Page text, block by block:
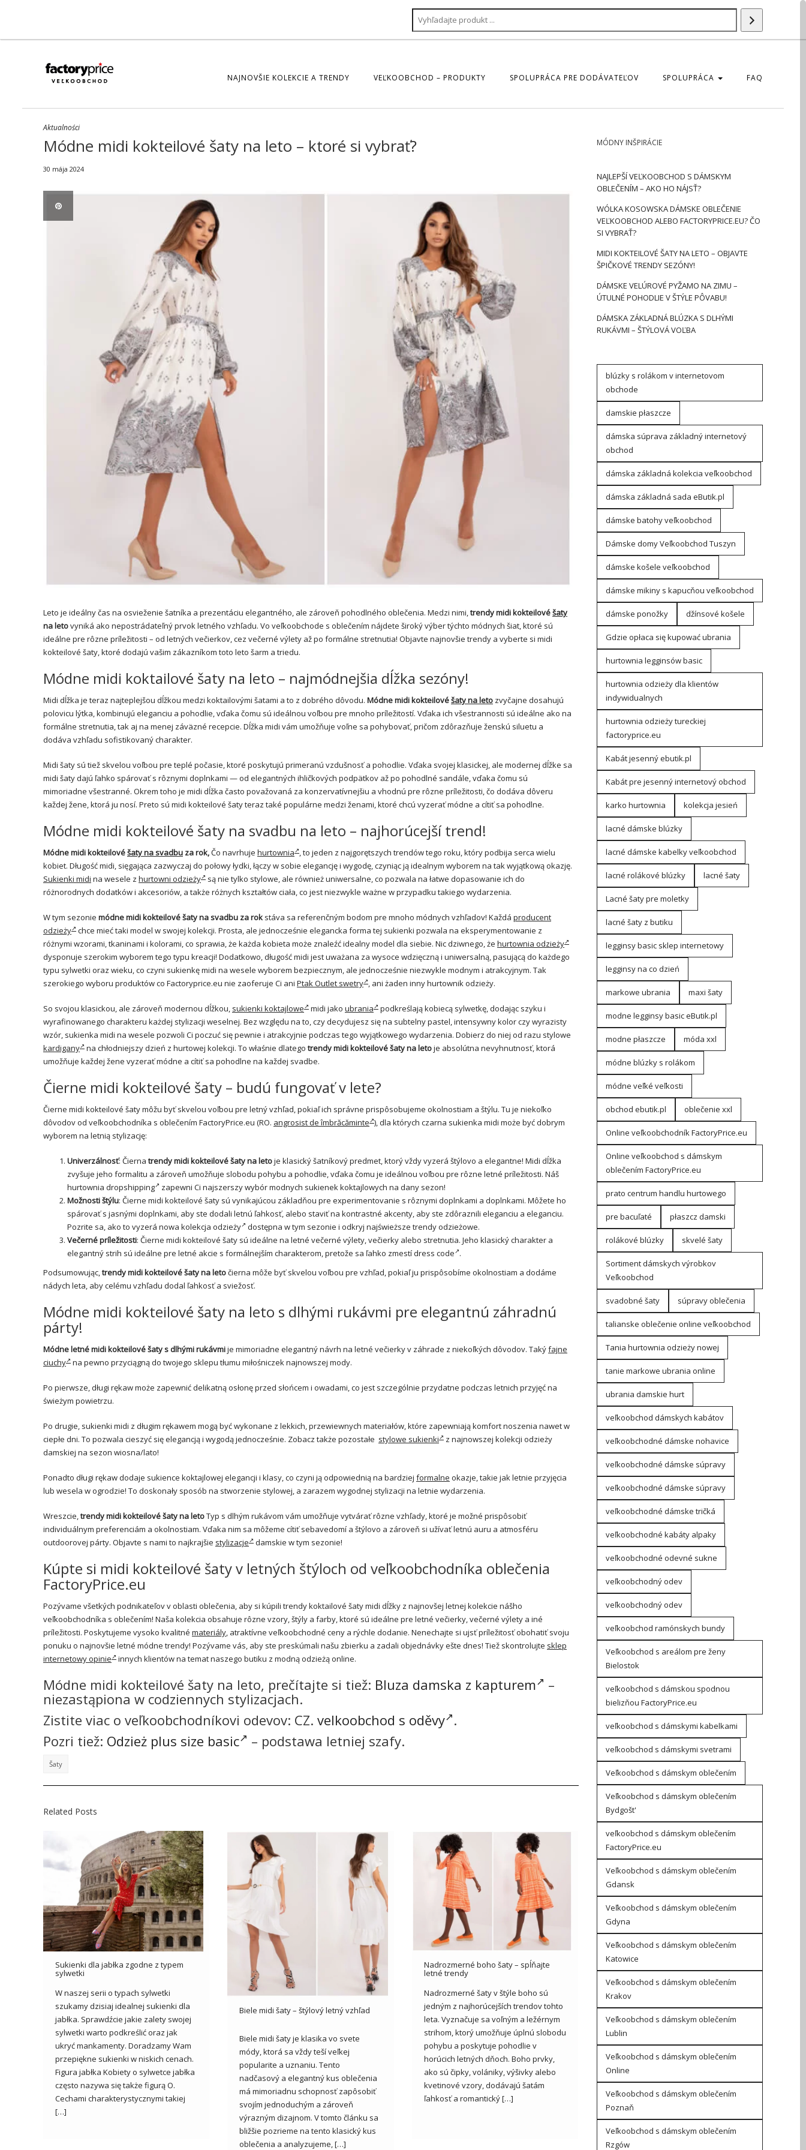
produktu
NAJNOVŠIE KOLEKCIE A TRENDY VEĽKOOBCHOD – PRODUKTY SPOLUPRÁCA PRE DODÁVATEĽOV SPOLUPRÁCA FAQ
Aktualności
Módne midi kokteilové šaty na leto – ktoré si vybrať?
30 mája 2024
Leto je ideálny čas na osvieženie šatníka a prezentáciu elegantného, ale zároveň pohodlného oblečenia. Medzi nimi,trendy midi kokteilovéšaty
na letovyniká ako nepostrádateľný prvok letného vzhľadu. Vo veľkoobchode s oblečením nájdete široký výber týchto módnych šiat, ktoré sú
ideálne pre rôzne príležitosti – od letných večierkov, cez večerné výlety až po formálne stretnutia! Objavte najnovšie trendy a vyberte si midi
kokteilové šaty, ktoré dodajú vašim zákazníkom toto leto šarm a triedu.
Módne midi koktailové šaty na leto – najmódnejšia dĺžka sezóny!
Midi dĺžka je teraz najteplejšou dĺžkou medzi koktailovými šatami a to z dobrého dôvodu. Módne midi kokteilovéšaty na leto zvyčajne dosahujú
polovicu lýtka, kombinujú eleganciu a pohodlie, vďaka čomu sú ideálnou voľbou pre mnoho príležitostí. Vďaka ich všestrannosti sú ideálne ako na
formálne stretnutia, tak aj na menej záväzné recepcie. Dĺžka midi vám umožňuje voľne sa pohybovať, pričom zdôrazňuje ženskú siluetu a
dodáva vzhľadu sofistikovaný charakter.
Midi šaty sú tiež skvelou voľbou pre teplé počasie, ktoré poskytujú primeranú vzdušnosť a pohodlie. Vďaka svojej klasickej, ale modernej dĺžke sa
midi šaty dajú ľahko spárovať s rôznymi doplnkami — od elegantných ihličkových podpätkov až po pohodlné sandále, vďaka čomu sú
mimoriadne všestranné. Okrem toho je midi dĺžka často považovaná za konzervatívnejšiu a vhodnú pre rôzne príležitosti, čo dodáva dôveru
každej žene, ktorá ju nosí. Preto sú midi kokteilové šaty teraz také populárne medzi ženami, ktoré chcú vyzerať módne a cítiť sa pohodlne.
Módne midi kokteilové šaty na svadbu na leto – najhorúcejší trend!
Módne midi kokteilovéšaty na svadbu za rok,Čo navrhuje hurtownia , to jeden z najgorętszych trendów tego roku, który podbija serca wielu
kobiet. Długość midi, sięgająca zazwyczaj do połowy łydki, łączy w sobie elegancję i wygodę, czyniąc ją idealnym wyborem na tak wyjątkową okazję.
Sukienki midi na wesele z hurtowni odzieży
są nie tylko stylowe, ale również uniwersalne, co pozwala na łatwe dopasowanie ich do
różnorodnych dodatków i akcesoriów, a także różnych kształtów ciała, co jest niezwykle ważne w przypadku takiego wydarzenia.
W tym sezonie módne midi kokteilové šaty na svadbu za rok stáva sa referenčným bodom pre mnoho módnych vzhľadov! Každá producent
odzieży
chce mieć taki model w swojej kolekcji. Prosta, ale jednocześnie elegancka forma tej sukienki pozwala na eksperymentowanie z
różnymi wzorami, tkaninami i kolorami, co sprawia, że każda kobieta może znaleźć idealny model dla siebie. Nic dziwnego, że hurtownia odzieży
dysponuje szerokim wyborem tego typu kreacji! Dodatkowo, długość midi jest uważana za wysoce wdzięczną i uniwersalną, pasującą do każdego
typu sylwetki oraz wieku, co czyni sukienkę midi na wesele wyborem bezpiecznym, ale jednocześnie niezwykle modnym i atrakcyjnym. Tak
szerokiego wyboru produktów co Factoryprice.eu nie zaoferuje Ci ani Ptak Outlet swetry , ani żaden inny hurtownik odzieży.
So svojou klasickou, ale zároveň modernou dĺžkou, sukienki koktajlowe midi jako ubrania
podkreślają kobiecą sylwetkę, dodając szyku i
wyrafinowanego charakteru każdej stylizacji weselnej. Bez względu na to, czy decydujesz się na subtelny pastel, intensywny kolor czy wyrazisty
wzór, sukienka midi na wesele pozwoli Ci poczuć się pewnie i atrakcyjnie podczas tego wyjątkowego wydarzenia. Dobierz do niej od razu stylowe
kardigany
na chłodniejszy dzień z hurtowej kolekcji. To właśnie dlategotrendy midi kokteilové šaty na letoje absolútna nevyhnutnosť, ktorá
umožňuje každej žene vyzerať módne a cítiť sa pohodlne na každej svadbe.
Čierne midi kokteilové šaty – budú fungovať v lete?
Čierne midi kokteilové šaty môžu byť skvelou voľbou pre letný vzhľad, pokiaľ ich správne prispôsobujeme okolnostiam a štýlu. Tu je niekoľko
dôvodov od veľkoobchodníka s oblečením FactoryPrice.eu (RO. angrosist de îmbrăcăminte ), dla których czarna sukienka midi może być dobrym
wyborem na letnią stylizację:
Univerzálnosť: Čiernatrendy midi kokteilové šaty na letoje klasický šatníkový predmet, ktorý vždy vyzerá štýlovo a elegantne! Midi dĺžka
zvyšuje jeho formalitu a zároveň umožňuje slobodu pohybu a pohodlie, vďaka čomu je ideálnou voľbou pre rôzne letné príležitosti. Náš
hurtownia dropshipping
zapewni Ci najszerszy wybór modnych sukienek koktajlowych na dany sezon!
Možnosti štýlu: Čierne midi kokteilové šaty sú vynikajúcou základňou pre experimentovanie s rôznymi doplnkami a doplnkami. Môžete ho
spárovať s jasnými doplnkami, aby ste dodali letnú ľahkosť, alebo staviť na kontrastné akcenty, aby ste zdôraznili eleganciu a eleganciu.
Pozrite sa, ako to vyzerá nowa kolekcja odzieży
dostępna w tym sezonie i odkryj najświeższe trendy odzieżowe.
Večerné príležitosti: Čierne midi kokteilové šaty sú ideálne na letné večerné výlety, večierky alebo stretnutia. Jeho klasický charakter a
elegantný strih sú ideálne pre letné akcie s formálnejším charakterom, pretože sa ľahko zmestídress code .
Podsumowując,trendy midi kokteilové šaty na letočierna môže byť skvelou voľbou pre vzhľad, pokiaľ ju prispôsobíme okolnostiam a dodáme
nádych leta, aby celému vzhľadu dodal ľahkosť a sviežosť.
Módne midi kokteilové šaty na leto s dlhými rukávmi pre elegantnú záhradnú
párty!
Módne letné midi kokteilové šaty s dlhými rukávmije mimoriadne elegantný návrh na letné večierky v záhrade z niekoľkých dôvodov. Takýfajne
ciuchy
na pewno przyciągną do twojego sklepu tłumu miłośniczek najnowszej mody.
Po pierwsze, długi rękaw może zapewnić delikatną osłonę przed słońcem i owadami, co jest szczególnie przydatne podczas letnich przyjęć na
świeżym powietrzu.
Po drugie, sukienki midi z długim rękawem mogą być wykonane z lekkich, przewiewnych materiałów, które zapewniają komfort noszenia nawet w
ciepłe dni. To pozwala cieszyć się elegancją i wygodą jednocześnie. Zobacz także pozostałe stylowe sukienki
z najnowszej kolekcji odzieży
damskiej na sezon wiosna/lato!
Ponadto długi rękaw dodaje sukience koktajlowej elegancji i klasy, co czyni ją odpowiednią na bardziej formalne okazje, takie jak letnie przyjęcia
lub wesela w ogrodzie! To doskonały sposób na stworzenie stylowej, a zarazem wygodnej stylizacji na letnie wydarzenia.
Wreszcie,trendy midi kokteilové šaty na letoTyp s dlhým rukávom vám umožňuje vytvárať rôzne vzhľady, ktoré je možné prispôsobiť
individuálnym preferenciám a okolnostiam. Vďaka nim sa môžeme cítiť sebavedomí a štýlovo a zároveň si užívať letnú auru a atmosféru
outdoorovej párty. Objavte s nami to najkrajšie stylizacje damskie w tym sezonie!
Kúpte si midi kokteilové šaty v letných štýloch od veľkoobchodníka oblečenia
FactoryPrice.eu
Pozývame všetkých podnikateľov v oblasti oblečenia, aby si kúpili trendy koktailové šaty midi dĺžky z najnovšej letnej kolekcie nášho
veľkoobchodníka s oblečením! Naša kolekcia obsahuje rôzne vzory, štýly a farby, ktoré sú ideálne pre letné večierky, večerné výlety a iné
príležitosti. Poskytujeme vysoko kvalitné materiály, atraktívne veľkoobchodné ceny a rýchle dodanie. Nenechajte si ujsť príležitosť obohatiť svoju
ponuku o najnovšie letné módne trendy! Pozývame vás, aby ste preskúmali našu zbierku a zadali objednávky ešte dnes! Tiež skontrolujte sklep
internetowy opinie
innych klientów na temat naszego butiku z modną odzieżą online.
Módne midi kokteilové šaty na leto, prečítajte si tiež: Bluza damska z kapturem
–
niezastąpiona w codziennych stylizacjach.
Zistite viac o veľkoobchodníkovi odevov: CZ. velkoobchod s oděvy .
Pozri tiež: Odzież plus size basic – podstawa letniej szafy.
Šaty
Related Posts
Sukienki dla jabłka zgodne z typem
sylwetki
W naszej serii o typach sylwetki
szukamy dzisiaj idealnej sukienki dla
jabłka. Sprawdźcie jakie zalety swojej
sylwetki warto podkreślić oraz jak
ukryć mankamenty. Doradzamy Wam
przepiękne sukienki w niskich cenach.
Figura jabłka Kobiety o sylwetce jabłka
często nazywa się także figurą O.
Cechami charakterystycznymi takiej
[…]
Biele midi šaty – štýlový letný vzhľad
Biele midi šaty je klasika vo svete
módy, ktorá sa vždy teší veľkej
popularite a uznaniu. Tento
nadčasový a elegantný kus oblečenia
má mimoriadnu schopnosť zapôsobiť
svojím jednoduchým a zároveň
výrazným dizajnom. V tomto článku sa
bližšie pozrieme na tento klasický kus
oblečenia a analyzujeme, […]
Nadrozmerné boho šaty – spĺňajte
letné trendy
Nadrozmerné šaty v štýle boho sú
jedným z najhorúcejších trendov tohto
leta. Vyznačuje sa voľným a ležérnym
strihom, ktorý umožňuje úplnú slobodu
pohybu a poskytuje pohodlie v
horúcich letných dňoch. Boho prvky,
ako sú čipky, volániky, výšivky alebo
kvetinové vzory, dodávajú šatám
ľahkosť a romantický […]
MÓDNY INŠPIRÁCIE
NAJLEPŠÍ VEĽKOOBCHOD S DÁMSKYM
OBLEČENÍM – AKO HO NÁJSŤ?
WÓLKA KOSOWSKA DÁMSKE OBLEČENIE
VEĽKOOBCHOD ALEBO FACTORYPRICE.EU? ČO
SI VYBRAŤ?
MIDI KOKTEILOVÉ ŠATY NA LETO – OBJAVTE
ŠPIČKOVÉ TRENDY SEZÓNY!
DÁMSKE VELÚROVÉ PYŽAMO NA ZIMU –
ÚTULNÉ POHODLIE V ŠTÝLE PÔVABU!
DÁMSKA ZÁKLADNÁ BLÚZKA S DLHÝMI
RUKÁVMI – ŠTÝLOVÁ VOĽBA
blúzky s rolákom v internetovom
obchode
damskie płaszcze
dámska súprava základný internetový
obchod
dámska základná kolekcia veľkoobchod
dámska základná sada eButik.pl
dámske batohy veľkoobchod
Dámske domy Veľkoobchod Tuszyn
dámske košele veľkoobchod
dámske mikiny s kapucňou veľkoobchod
dámske ponožky džínsové košele
Gdzie opłaca się kupować ubrania
hurtownia legginsów basic
hurtownia odzieży dla klientów
indywidualnych
hurtownia odzieży tureckiej
factoryprice.eu
Kabát jesenný ebutik.pl
Kabát pre jesenný internetový obchod
karko hurtownia kolekcja jesień
lacné dámske blúzky
lacné dámske kabelky veľkoobchod
lacné rolákové blúzky lacné šaty
Lacné šaty pre moletky
lacné šaty z butiku
legginsy basic sklep internetowy
legginsy na co dzień
markowe ubrania maxi šaty
modne legginsy basic eButik.pl
modne płaszcze móda xxl
módne blúzky s rolákom
módne veľké veľkosti
obchod ebutik.pl oblečenie xxl
Online veľkoobchodník FactoryPrice.eu
Online veľkoobchod s dámskym
oblečením FactoryPrice.eu
prato centrum handlu hurtowego
pre bacuľaté płaszcz damski
rolákové blúzky skvelé šaty
Sortiment dámskych výrobkov
Veľkoobchod
svadobné šaty súpravy oblečenia
talianske oblečenie online veľkoobchod
Tania hurtownia odzieży nowej
tanie markowe ubrania online
ubrania damskie hurt
veľkoobchod dámskych kabátov
veľkoobchodné dámske nohavice
veľkoobchodné dámske súpravy
veľkoobchodné dámske súpravy
veľkoobchodné dámske tričká
veľkoobchodné kabáty alpaky
veľkoobchodné odevné sukne
veľkoobchodný odev
veľkoobchodný odev
veľkoobchod ramónskych bundy
Veľkoobchod s areálom pre ženy
Bielostok
veľkoobchod s dámskou spodnou
bielizňou FactoryPrice.eu
veľkoobchod s dámskymi kabelkami
veľkoobchod s dámskymi svetrami
Veľkoobchod s dámskym oblečením
Veľkoobchod s dámskym oblečením
Bydgošt'
veľkoobchod s dámskym oblečením
FactoryPrice.eu
Veľkoobchod s dámskym oblečením
Gdansk
Veľkoobchod s dámskym oblečením
Gdyna
Veľkoobchod s dámskym oblečením
Katowice
Veľkoobchod s dámskym oblečením
Krakov
Veľkoobchod s dámskym oblečením
Lublin
Veľkoobchod s dámskym oblečením
Online
Veľkoobchod s dámskym oblečením
Poznaň
Veľkoobchod s dámskym oblečením
Rzgów